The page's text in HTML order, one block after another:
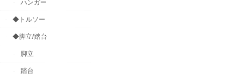
ハンガー
◆トルソー
◆脚立/踏台
脚立
踏台